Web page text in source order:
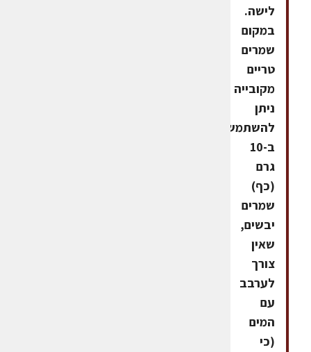
לישה.
במקום
שמרים
טריים
מקובייה
ניתן
להשתמש
ב-10
גרם
(כף)
שמרים
יבשים,
שאין
צורך
לערבב
עם
המים
(כי